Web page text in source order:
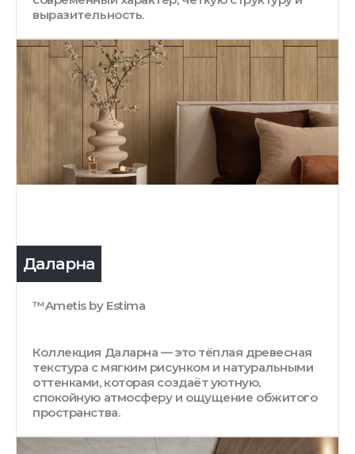
выразительность.
Даларна
™Ametis by Estima
Коллекция Даларна — это тёплая древесная
текстура с мягким рисунком и натуральными
оттенками, которая создаёт уютную,
спокойную атмосферу и ощущение обжитого
пространства.